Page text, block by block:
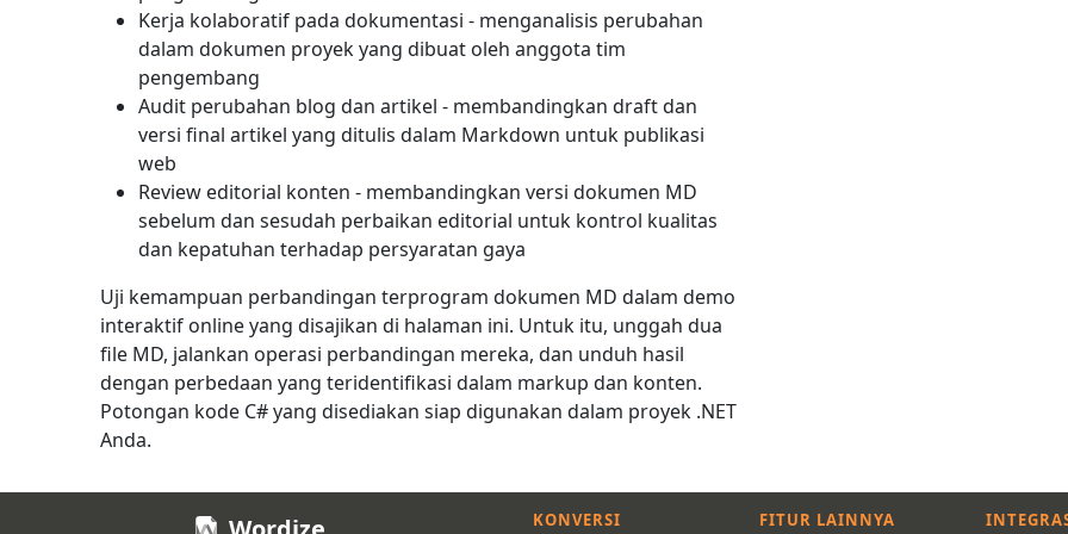
Kerja kolaboratif pada dokumentasi - menganalisis perubahan
dalam dokumen proyek yang dibuat oleh anggota tim
pengembang
Audit perubahan blog dan artikel - membandingkan draft dan
versi final artikel yang ditulis dalam Markdown untuk publikasi
web
Review editorial konten - membandingkan versi dokumen MD
sebelum dan sesudah perbaikan editorial untuk kontrol kualitas
dan kepatuhan terhadap persyaratan gaya
Uji kemampuan perbandingan terprogram dokumen MD dalam demo
interaktif online yang disajikan di halaman ini. Untuk itu, unggah dua
file MD, jalankan operasi perbandingan mereka, dan unduh hasil
dengan perbedaan yang teridentifikasi dalam markup dan konten.
Potongan kode C# yang disediakan siap digunakan dalam proyek .NET
Anda.
KONVERSI FITUR LAINNYA